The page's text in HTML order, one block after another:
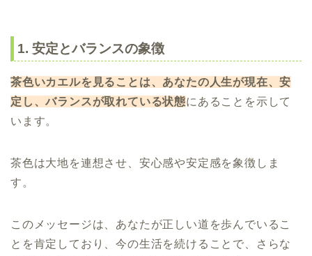
1. 安定とバランスの象徴
茶色いカエルを見ることは、あなたの人生が現在、安
定し、バランスが取れている状態にあることを示して
います。
茶色は大地を連想させ、安心感や安定感を象徴しま
す。
このメッセージは、あなたが正しい道を歩んでいるこ
とを肯定しており、今の生活を続けることで、さらな